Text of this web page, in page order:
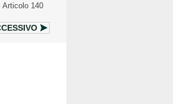
Articolo 140